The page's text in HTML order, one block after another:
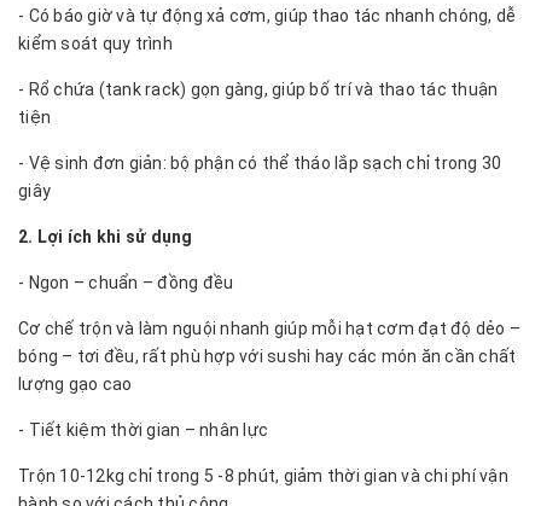
- Có báo giờ và tự động xả cơm, giúp thao tác nhanh chóng, dễ
kiểm soát quy trình
- Rổ chứa (tank rack) gọn gàng, giúp bố trí và thao tác thuận
tiện
- Vệ sinh đơn giản: bộ phận có thể tháo lắp sạch chỉ trong 30
giây
2. Lợi ích khi sử dụng
- Ngon – chuẩn – đồng đều
Cơ chế trộn và làm nguội nhanh giúp mỗi hạt cơm đạt độ dẻo –
bóng – tơi đều, rất phù hợp với sushi hay các món ăn cần chất
lượng gạo cao
- Tiết kiệm thời gian – nhân lực
Trộn 10-12kg chỉ trong 5 -8 phút, giảm thời gian và chi phí vận